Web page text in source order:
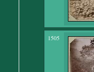
1505